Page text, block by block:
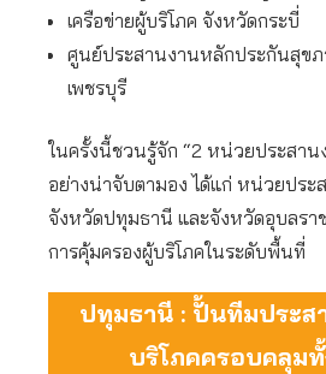
เครือข่ายผู้บริโภค จังหวัดกระบี่
ศูนย์ประสานงานหลักประกันสุข
เพชรบุรี
ในครั้งนี้ชวนรู้จัก “2 หน่วยประสาน
อย่างน่าจับตามอง ได้แก่ หน่วยประ
จังหวัดปทุมธานี และจังหวัดอุบลรา
การคุ้มครองผู้บริโภคในระดับพื้นที่
ปทุมธานี : ปั้นทีมประส
บริโภคครอบคลุม